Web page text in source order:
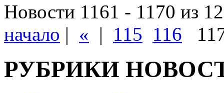
Новости 1161 - 1170 из
начало | « | 115 116
РУБРИКИ